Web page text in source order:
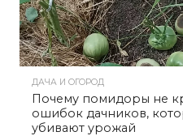
ДАЧА И ОГОРОД
Почему помидоры не
ошибок дачников,
убивают урожай